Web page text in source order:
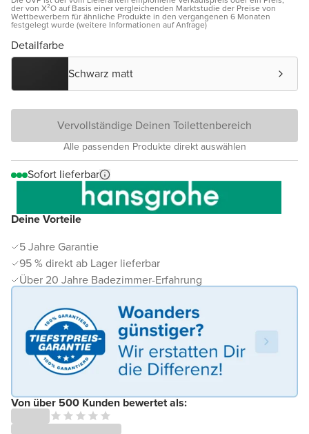
Deine Vorteile
5 Jahre Garantie
95 % direkt ab Lager lieferbar
Über 20 Jahre Badezimmer-Erfahrung
Von über 500 Kunden bewertet als:
der von X²O auf Basis einer vergleichenden Marktstudie der Preise von
Wettbewerbern für ähnliche Produkte in den vergangenen 6 Monaten
festgelegt wurde (weitere Informationen auf Anfrage)
Detailfarbe
Schwarz matt
Vervollständige Deinen Toilettenbereich
Alle passenden Produkte direkt auswählen
Sofort lieferbar